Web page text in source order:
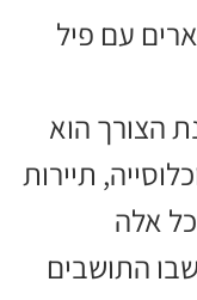
עם פיל
הצורך הוא
תיירות
אלה
התושבים